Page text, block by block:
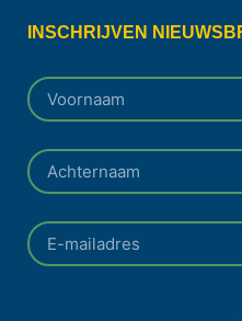
INSCHRIJVEN